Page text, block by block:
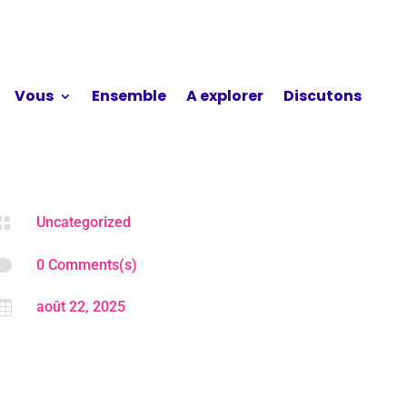
Vous Ensemble A explorer Discutons
Uncategorized
0 Comments(s)
août 22, 2025